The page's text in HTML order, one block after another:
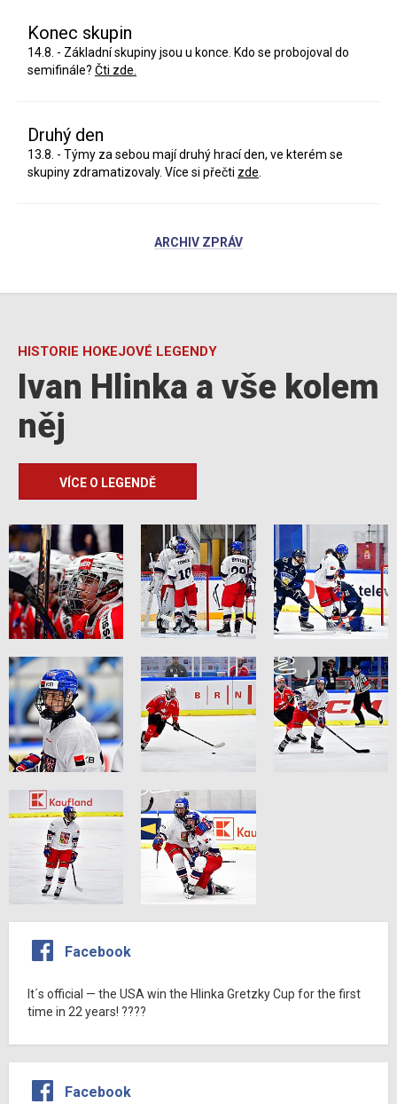
Konec skupin
14.8. - Základní skupiny jsou u konce. Kdo se probojoval do
semifinále? Čti zde.
Druhý den
13.8. - Týmy za sebou mají druhý hrací den, ve kterém se
skupiny zdramatizovaly. Více si přečti zde
ARCHIV ZPRÁV
HISTORIE HOKEJOVÉ LEGENDY
Ivan Hlinka a vše kolem
něj
VÍCE O LEGENDĚ
Facebook
It´s official — the USA win the Hlinka Gretzky Cup for the first
time in 22 years! ????
Facebook